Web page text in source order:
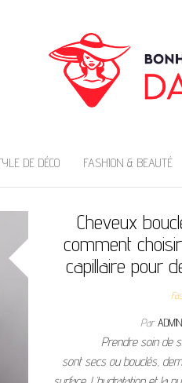
DE DÉCO FASHION & BEAUTÉ
Cheveux
comment
capillaire pour
ParADMIN
Prendre soin de
sont secs ou bouclés,